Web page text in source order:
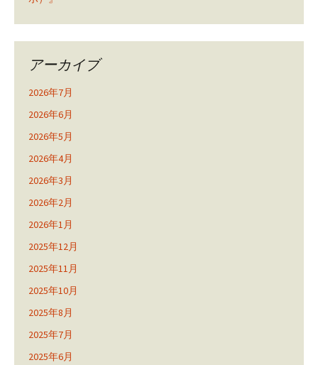
アーカイブ
2026年7月
2026年6月
2026年5月
2026年4月
2026年3月
2026年2月
2026年1月
2025年12月
2025年11月
2025年10月
2025年8月
2025年7月
2025年6月